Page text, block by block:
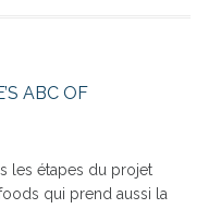
ABC OF
les étapes du projet
qui prend aussi la